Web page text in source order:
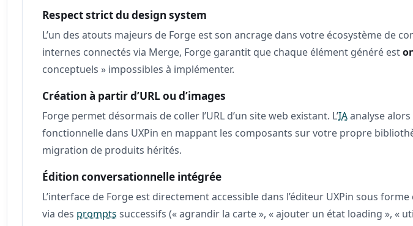
Respect strict du design system
L’un des atouts majeurs de Forge est son ancrage dans votre écosystème de
internes connectés via Merge, Forge garantit que chaque élément généré est
conceptuels » impossibles à implémenter.
Création à partir d’URL ou d’images
Forge permet désormais de coller l’URL d’un site web existant. L’IAanalyse
fonctionnelle dans UXPin en mappant les composants sur votre propre
migration de produits hérités.
Édition conversationnelle intégrée
L’interface de Forge est directement accessible dans l’éditeur UXPin sous
via des prompts successifs (« agrandir la carte », « ajouter un état loading », «